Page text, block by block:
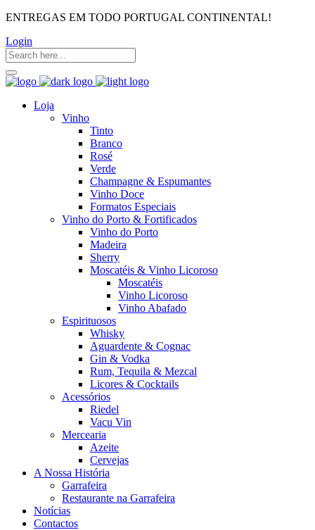
ENTREGAS EM TODO PORTUGAL CONTINENTAL!
Login
Loja
Vinho
Tinto
Branco
Rosé
Verde
Champagne & Espumantes
Vinho Doce
Formatos Especiais
Vinho do Porto & Fortificados
Vinho do Porto
Madeira
Sherry
Moscatéis & Vinho Licoroso
Moscatéis
Vinho Licoroso
Vinho Abafado
Espirituosos
Whisky
Aguardente & Cognac
Gin & Vodka
Rum, Tequila & Mezcal
Licores & Cocktails
Acessórios
Riedel
Vacu Vin
Mercearia
Azeite
Cervejas
A Nossa História
Garrafeira
Restaurante na Garrafeira
Notícias
Contactos